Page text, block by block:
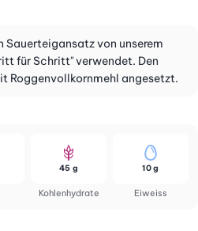
Sauerteigansatz von unserem
für Schritt" verwendet. Den
Roggenvollkornmehl angesetzt.
Kohlenhydrate
45 g
Eiweiss
10 g